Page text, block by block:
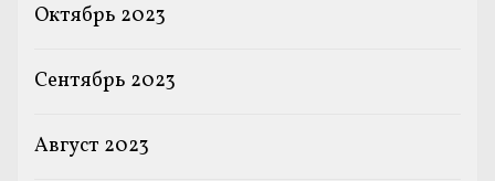
Октябрь 2023
Сентябрь 2023
Август 2023